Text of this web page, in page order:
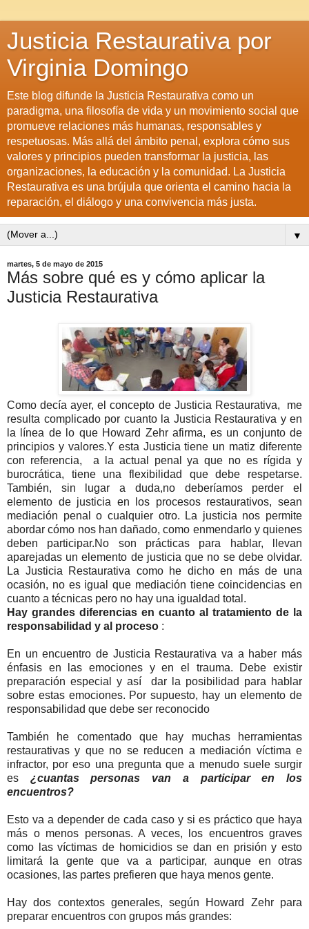
Justicia Restaurativa por
Virginia Domingo
Este blog difunde la Justicia Restaurativa como un
paradigma, una filosofía de vida y un movimiento social que
promueve relaciones más humanas, responsables y
respetuosas. Más allá del ámbito penal, explora cómo sus
valores y principios pueden transformar la justicia, las
organizaciones, la educación y la comunidad. La Justicia
Restaurativa es una brújula que orienta el camino hacia la
reparación, el diálogo y una convivencia más justa.
▼
martes, 5 de mayo de 2015
Más sobre qué es y cómo aplicar la
Justicia Restaurativa
Como decía ayer, el concepto de Justicia Restaurativa, me
resulta complicado por cuanto la Justicia Restaurativa y en
la línea de lo que Howard Zehr afirma, es un conjunto de
principios y valores.Y esta Justicia tiene un matiz diferente
con referencia, a la actual penal ya que no es rígida y
burocrática, tiene una flexibilidad que debe respetarse.
También, sin lugar a duda,no deberíamos perder el
elemento de justicia en los procesos restaurativos, sean
mediación penal o cualquier otro. La justicia nos permite
abordar cómo nos han dañado, como enmendarlo y quienes
deben participar.No son prácticas para hablar, llevan
aparejadas un elemento de justicia que no se debe olvidar.
La Justicia Restaurativa como he dicho en más de una
ocasión, no es igual que mediación tiene coincidencias en
cuanto a técnicas pero no hay una igualdad total.
Hay grandes diferencias en cuanto al tratamiento de la
responsabilidad y al proceso :
En un encuentro de Justicia Restaurativa va a haber más
énfasis en las emociones y en el trauma. Debe existir
preparación especial y así dar la posibilidad para hablar
sobre estas emociones. Por supuesto, hay un elemento de
responsabilidad que debe ser reconocido
También he comentado que hay muchas herramientas
restaurativas y que no se reducen a mediación víctima e
infractor, por eso una pregunta que a menudo suele surgir
es ¿cuantas personas van a participar en los
encuentros?
Esto va a depender de cada caso y si es práctico que haya
más o menos personas. A veces, los encuentros graves
como las víctimas de homicidios se dan en prisión y esto
limitará la gente que va a participar, aunque en otras
ocasiones, las partes prefieren que haya menos gente.
Hay dos contextos generales, según Howard Zehr para
preparar encuentros con grupos más grandes: